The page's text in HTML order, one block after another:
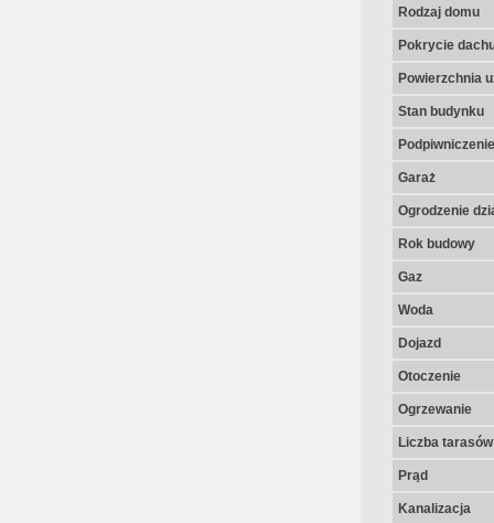
Rodzaj domu
Pokrycie
Powierzchnia
Stan budynku
Podpiwniczenie
Garaż
Ogrodzenie
Rok budowy
Gaz
Woda
Dojazd
Otoczenie
Ogrzewanie
Liczba tarasów
Prąd
Kanalizacja